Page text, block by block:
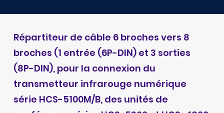
Répartiteur de câble 6 broches vers 8
broches (1 entrée (6P-DIN) et 3 sorties
(8P-DIN), pour la connexion du
transmetteur infrarouge numérique
série HCS-5100M/B, des unités de